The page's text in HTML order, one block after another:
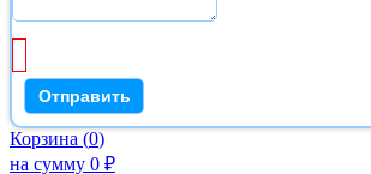
Корзина (0)
на сумму 0 ₽